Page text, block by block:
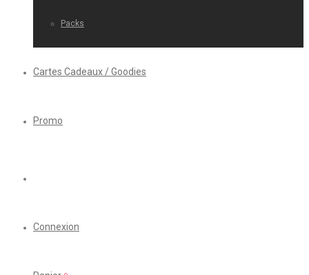
Packs
Cartes Cadeaux / Goodies
Promo
Connexion